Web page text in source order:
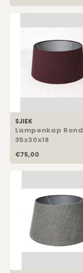
SJIEK
Lampenkap Rond
35x30x18
€75,00